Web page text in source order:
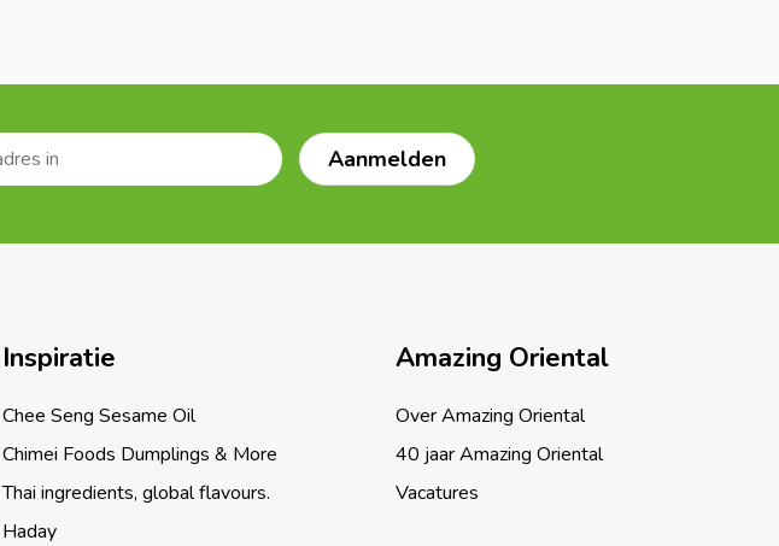
Inspiratie
Chee Seng Sesame Oil
Chimei Foods Dumplings & More
Thai ingredients, global flavours.
Haday
Amazing Oriental
Over Amazing Oriental
40 jaar Amazing Oriental
Vacatures